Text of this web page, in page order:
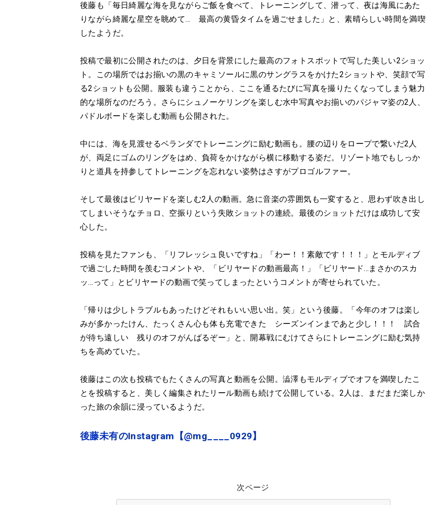
後藤も「毎日綺麗な海を見ながらご飯を食べて、トレーニングして、潜って、夜は海風にあた
りながら綺麗な星空を眺めて… 最高の黄昏タイムを過ごせました」と、素晴らしい時間を満喫
したようだ。
投稿で最初に公開されたのは、夕日を背景にした最高のフォトスポットで写した美しい2ショッ
ト。この場所ではお揃いの黒のキャミソールに黒のサングラスをかけた2ショットや、笑顔で写
る2ショットも公開。服装も違うことから、ここを通るたびに写真を撮りたくなってしまう魅力
的な場所なのだろう。さらにシュノーケリングを楽しむ水中写真やお揃いのパジャマ姿の2人、
パドルボードを楽しむ動画も公開された。
中には、海を見渡せるベランダでトレーニングに励む動画も。腰の辺りをロープで繋いだ2人
が、両足にゴムのリングをはめ、負荷をかけながら横に移動する姿だ。リゾート地でもしっか
りと道具を持参してトレーニングを忘れない姿勢はさすがプロゴルファー。
そして最後はビリヤードを楽しむ2人の動画。急に音楽の雰囲気も一変すると、思わず吹き出し
てしまいそうなチョロ、空振りという失敗ショットの連続。最後のショットだけは成功して安
心した。
投稿を見たファンも、「リフレッシュ良いですね」「わー！！素敵です！！！」とモルディブ
で過ごした時間を羨むコメントや、「ビリヤードの動画最高！」「ビリヤード…まさかのスカ
ッ…って」とビリヤードの動画で笑ってしまったというコメントが寄せられていた。
「帰りは少しトラブルもあったけどそれもいい思い出。笑」という後藤。「今年のオフは楽し
みが多かったけん、たっくさん心も体も充電できた シーズンインまであと少し！！！ 試合
が待ち遠しい 残りのオフがんばるぞー」と、開幕戦にむけてさらにトレーニングに励む気持
ちを高めていた。
後藤はこの次も投稿でもたくさんの写真と動画を公開。澁澤もモルディブでオフを満喫したこ
とを投稿すると、美しく編集されたリール動画も続けて公開している。2人は、まだまだ楽しか
った旅の余韻に浸っているようだ。
後藤未有のInstagram【@mg____0929】
次ページ